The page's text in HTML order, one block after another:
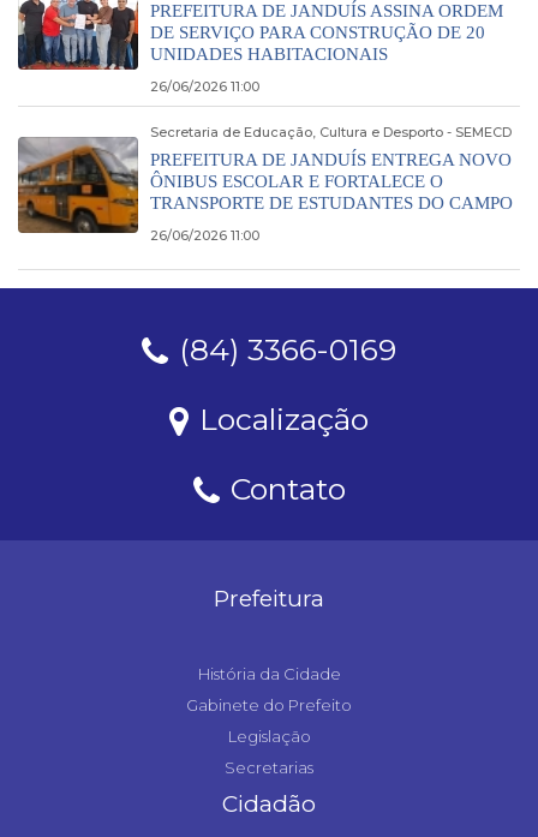
PREFEITURA DE JANDUÍS ASSINA ORDEM
DE SERVIÇO PARA CONSTRUÇÃO DE 20
UNIDADES HABITACIONAIS
26/06/2026 11:00
Secretaria de Educação, Cultura e Desporto - SEMECD
PREFEITURA DE JANDUÍS ENTREGA NOVO
ÔNIBUS ESCOLAR E FORTALECE O
TRANSPORTE DE ESTUDANTES DO CAMPO
26/06/2026 11:00
(84) 3366-0169
Localização
Contato
Prefeitura
História da Cidade
Gabinete do Prefeito
Legislação
Secretarias
Cidadão